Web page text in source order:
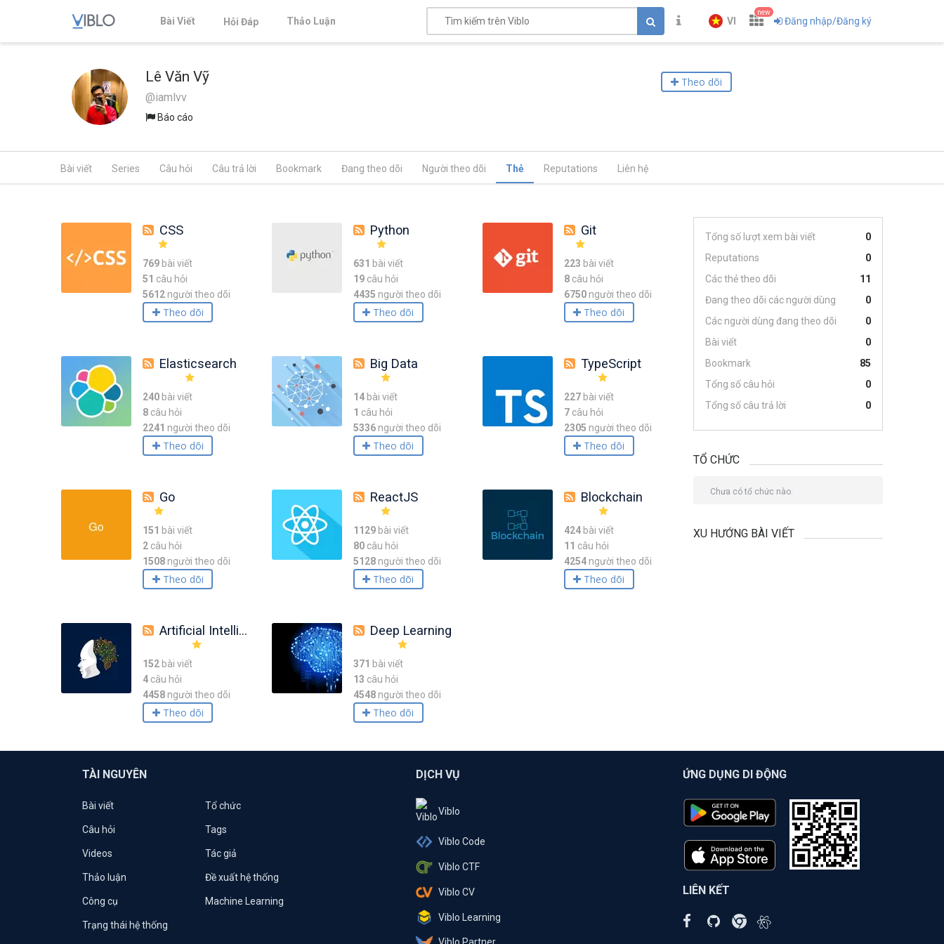
Bài Viết Hỏi Đáp Thảo Luận VI
new
Đăng nhập/Đăng ký
Lê Văn Vỹ
@iamlvv
Báo cáo
Theo dõi
Bài viết Series Câu hỏi Câu trả lời Bookmark Đang theo dõi Người theo dõi Thẻ Reputations Liên hệ
CSS
769 bài viết
51 câu hỏi
5612 người theo dõi
Theo dõi
Python
631 bài viết
19câu hỏi
4435 người theo dõi
Theo dõi
Git
223 bài viết
8câu hỏi
6750 người theo dõi
Theo dõi
Elasticsearch
240 bài viết
8 câu hỏi
2241 người theo dõi
Theo dõi
Big Data
14bài viết
1 câu hỏi
5336 người theo dõi
Theo dõi
TypeScript
227bài viết
7câu hỏi
2305 người theo dõi
Theo dõi
Go
151 bài viết
2 câu hỏi
1508 người theo dõi
Theo dõi
ReactJS
1129bài viết
80câu hỏi
5128 người theo dõi
Theo dõi
Blockchain
424bài viết
11 câu hỏi
4254 người theo dõi
Theo dõi
Artificial Intelligence
152 bài viết
4 câu hỏi
4458 người theo dõi
Theo dõi
Deep Learning
371 bài viết
13 câu hỏi
4548 người theo dõi
Theo dõi
Tổng số lượt xem bài viết
0
Reputations
0
Các thẻ theo dõi
11
Đang theo dõi các người dùng
0
Các người dùng đang theo dõi
0
Bài viết
0
Bookmark
85
Tổng số câu hỏi
0
Tổng số câu trả lời
0
TỔ CHỨC
Chưa có tổ chức nào.
XU HƯỚNG BÀI VIẾT
TÀI NGUYÊN
Bài viết Tổ chức
Câu hỏi Tags
Videos Tác giả
Thảo luận Đề xuất hệ thống
Công cụ Machine Learning
Trạng thái hệ thống
DỊCH VỤ
Viblo
Viblo Code
Viblo CTF
Viblo CV
Viblo Learning
Viblo Partner
ỨNG DỤNG DI ĐỘNG
LIÊN KẾT